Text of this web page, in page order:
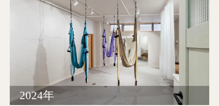
2024年